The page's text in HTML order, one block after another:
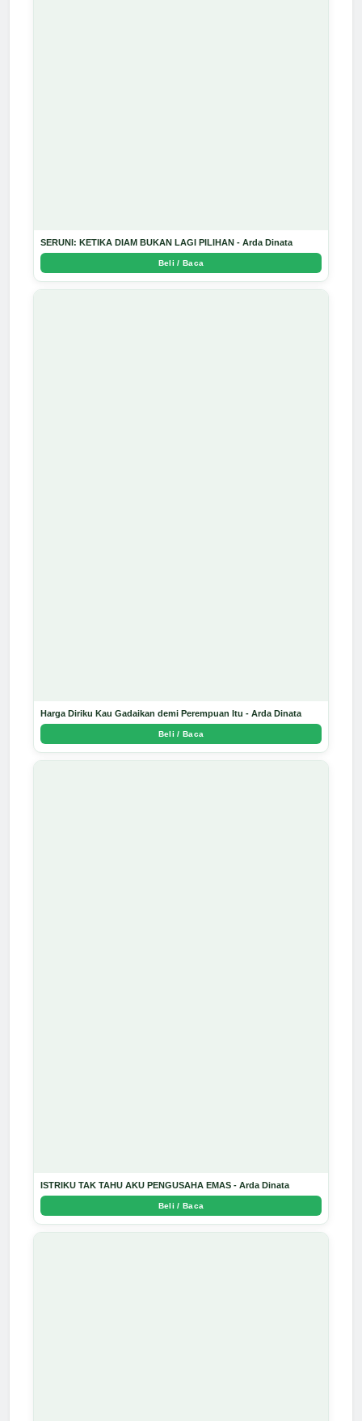
SERUNI: KETIKA DIAM BUKAN LAGI PILIHAN - Arda Dinata
Beli / Baca
Harga Diriku Kau Gadaikan demi Perempuan Itu - Arda Dinata
Beli / Baca
ISTRIKU TAK TAHU AKU PENGUSAHA EMAS - Arda Dinata
Beli / Baca